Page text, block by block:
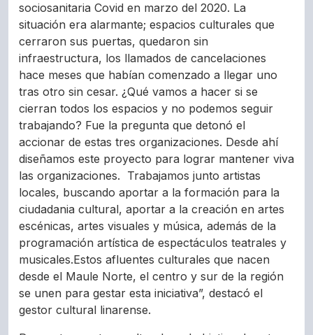
sociosanitaria Covid en marzo del 2020. La
situación era alarmante; espacios culturales que
cerraron sus puertas, quedaron sin
infraestructura, los llamados de cancelaciones
hace meses que habían comenzado a llegar uno
tras otro sin cesar. ¿Qué vamos a hacer si se
cierran todos los espacios y no podemos seguir
trabajando? Fue la pregunta que detonó el
accionar de estas tres organizaciones. Desde ahí
diseñamos este proyecto para lograr mantener viva
las organizaciones. Trabajamos junto artistas
locales, buscando aportar a la formación para la
ciudadania cultural, aportar a la creación en artes
escénicas, artes visuales y música, además de la
programación artística de espectáculos teatrales y
musicales.Estos afluentes culturales que nacen
desde el Maule Norte, el centro y sur de la región
se unen para gestar esta iniciativa”, destacó el
gestor cultural linarense.